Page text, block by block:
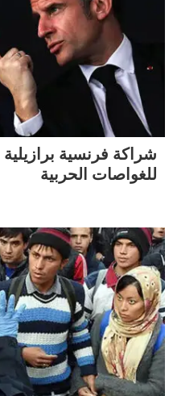
شراكة فرنسية
للغواصات الحربية